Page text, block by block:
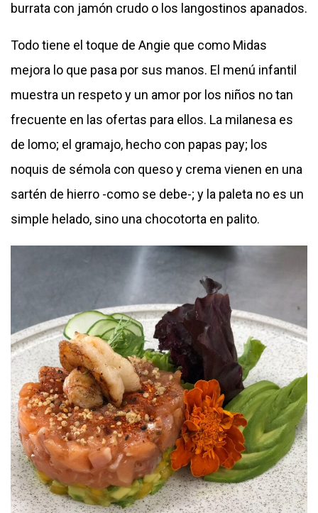
burrata con jamón crudo o los langostinos apanados.
Todo tiene el toque de Angie que como Midas
mejora lo que pasa por sus manos. El menú infantil
muestra un respeto y un amor por los niños no tan
frecuente en las ofertas para ellos. La milanesa es
de lomo; el gramajo, hecho con papas pay; los
noquis de sémola con queso y crema vienen en una
sartén de hierro -como se debe-; y la paleta no es un
simple helado, sino una chocotorta en palito.